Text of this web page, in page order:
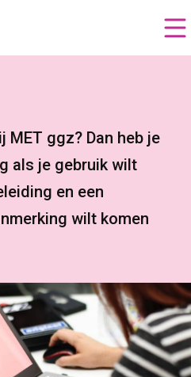
MET ggz? Dan heb je
als je gebruik wilt
en een
wilt komen